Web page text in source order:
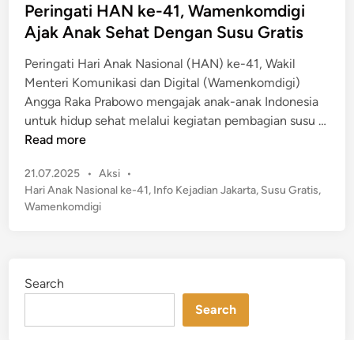
s
t
d
i
n
Peringati HAN ke-41, Wamenkomdigi
Ajak Anak Sehat Dengan Susu Gratis
Peringati Hari Anak Nasional (HAN) ke-41, Wakil
Menteri Komunikasi dan Digital (Wamenkomdigi)
Angga Raka Prabowo mengajak anak-anak Indonesia
untuk hidup sehat melalui kegiatan pembagian susu …
P
r
i
n
i
A
Read more
21.07.2025 • P
o
s
Aksi •
Hari Anak Nasional ke-41, Info Kejadian Jakarta, Susu Gratis,
Wamenkomdigi
Search
Search